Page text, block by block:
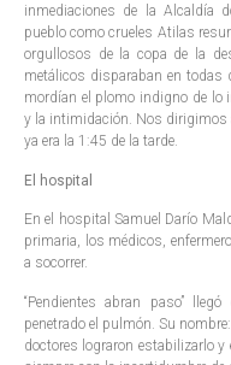
inmediaciones de la Alcaldía
pueblo como crueles Atilas
orgullosos de la copa de la
metálicos disparaban en todas
mordían el plomo indigno de lo
y la intimidación. Nos dirigimos
ya era la 1:45 de la tarde.
El hospital
En el hospital Samuel Darío
primaria, los médicos,
a socorrer.
“Pendientes abran paso”
penetrado el pulmón. Su
doctores lograron estabilizarlo y